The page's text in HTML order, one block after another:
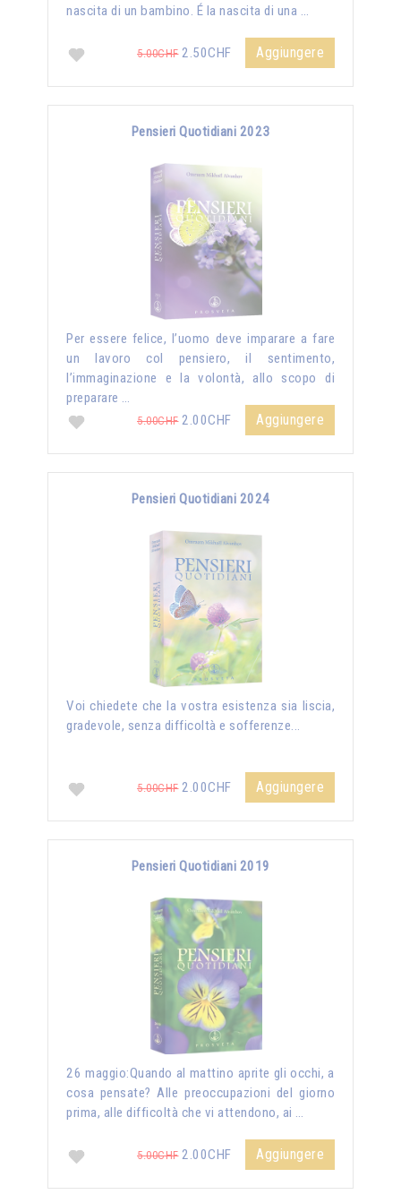
nascita di un bambino. É la nascita di una …
5.00CHF2.50CHF Aggiungere
Pensieri Quotidiani 2023
Per essere felice, l’uomo deve imparare a fare
un lavoro col pensiero, il sentimento,
l’immaginazione e la volontà, allo scopo di
preparare …
5.00CHF2.00CHF Aggiungere
Pensieri Quotidiani 2024
Voi chiedete che la vostra esistenza sia liscia,
gradevole, senza difficoltà e sofferenze...
5.00CHF2.00CHF Aggiungere
Pensieri Quotidiani 2019
26 maggio:Quando al mattino aprite gli occhi, a
cosa pensate? Alle preoccupazioni del giorno
prima, alle difficoltà che vi attendono, ai …
5.00CHF2.00CHF Aggiungere